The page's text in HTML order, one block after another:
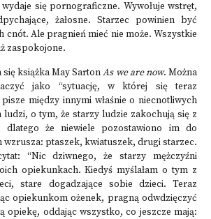
się pornograficzne. Wywołuje wstręt,
żałosne. Starzec powinien być
cnót. Ale pragnień mieć nie może. Wszystkie
zaspokojone.
się książka May SartonAs we are now. Można
jako “sytuację, w której się teraz
między innymi właśnie o niecnotliwych
ludzi, o tym, że starzy ludzie zakochują się z
dlatego że niewiele pozostawiono im do
wzrusza: ptaszek, kwiatuszek, drugi starzec.
“Nic dziwnego, że starzy mężczyźni
opiekunkach. Kiedyś myślałam o tym z
stare dogadzające sobie dzieci. Teraz
opiekunkom ożenek, pragną odwdzięczyć
opiekę, oddając wszystko, co jeszcze mają: